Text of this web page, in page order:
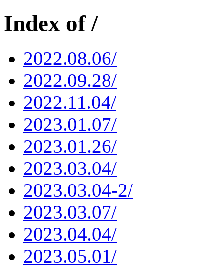
Index of /
2022.08.06/
2022.09.28/
2022.11.04/
2023.01.07/
2023.01.26/
2023.03.04/
2023.03.04-2/
2023.03.07/
2023.04.04/
2023.05.01/